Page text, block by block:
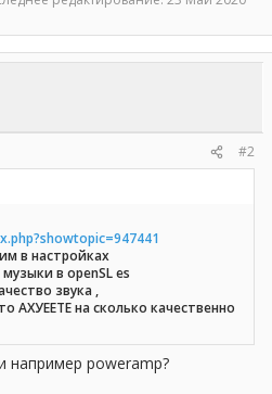
#2
в настройках
в openSL es
звука ,
АХУЕЕТЕ на сколько качественно
например poweramp?